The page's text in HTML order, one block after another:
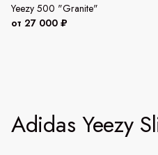
Yeezy 500 "Granite"
от 27 000 ₽
Adidas Yeezy